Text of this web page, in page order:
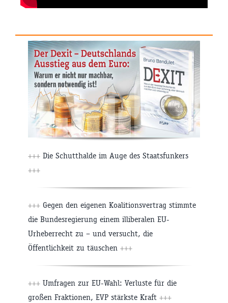
+++ Die Schutthalde im Auge des Staatsfunkers
+++
+++ Gegen den eigenen Koalitionsvertrag stimmte
die Bundesregierung einem illiberalen EU-
Urheberrecht zu – und versucht, die
Öffentlichkeit zu täuschen +++
+++ Umfragen zur EU-Wahl: Verluste für die
großen Fraktionen, EVP stärkste Kraft +++